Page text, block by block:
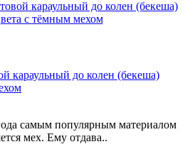
караульный до колен (бекеша)
самым популярным материалом
мех. Ему отдава..